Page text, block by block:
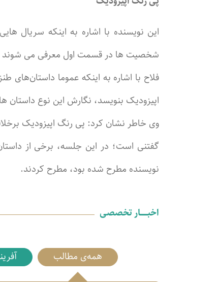
این نویسنده با اشاره به اینکه سریال
شخصیت ها در قسمت اول معرفی می شوند و
فلاح با اشاره به اینکه عموما
اپیزودیک بنویسد، نگارش این نوع
وی خاطر نشان کرد: پی رنگ اپیزودیک
گفتنی است؛ در این جلسه، برخی از
نویسنده مطرح شده بود، مطرح کردند.
اخبـــــــار تخصصی
همه‌ی مطالب